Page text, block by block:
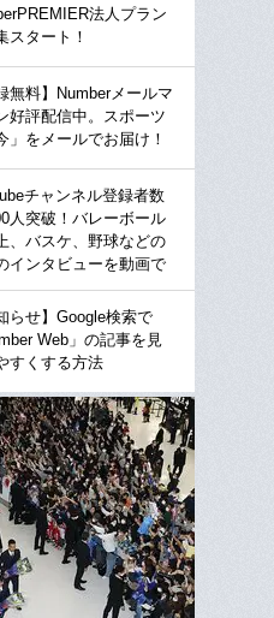
法人プラン
スタート！
無料】Numberメールマ
好評配信中。スポーツ
」をメールでお届け！
チャンネル登録者数
人突破！バレーボール
、バスケ、野球などの
インタビューを動画で
らせ】Google検索で
Web」の記事を見
すくする方法